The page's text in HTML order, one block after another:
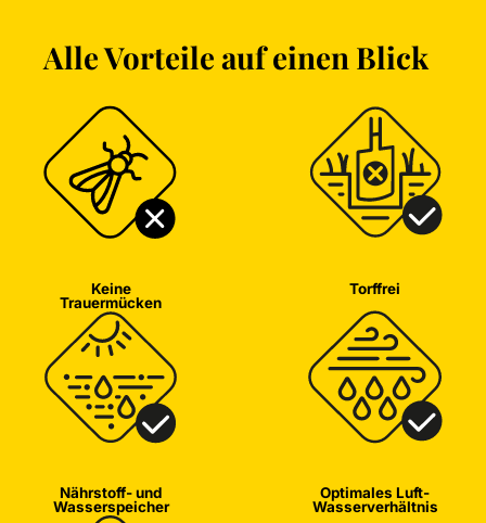
Alle Vorteile auf einen Blick
Keine
Trauermücken
Torffrei
Nährstoff- und
Wasserspeicher
Optimales Luft-
Wasserverhältnis